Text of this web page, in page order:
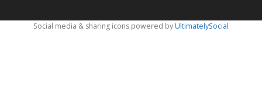
Social media & sharing icons powered byUltimatelySocial